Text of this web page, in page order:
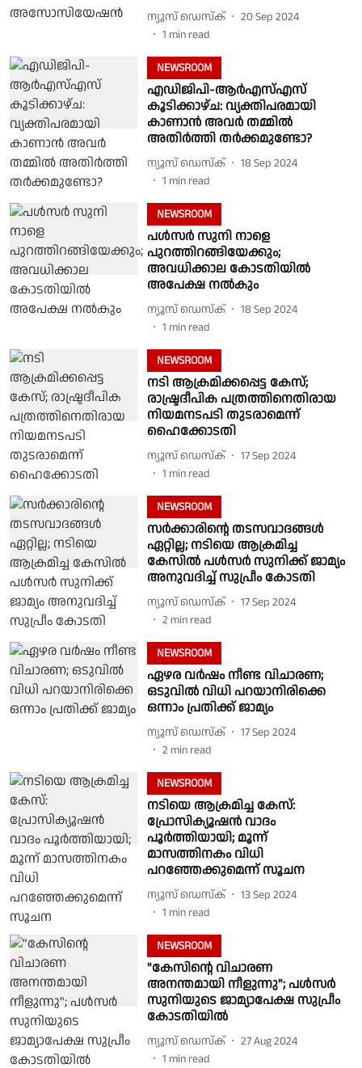
ന്യൂസ് ഡെസ്ക്
20 Sep 2024
1 min read
NEWSROOM
എഡിജിപി-ആര്‍എസ്എസ്
കൂടിക്കാഴ്ച: വ്യക്തിപരമായി
കാണാന്‍ അവര്‍ തമ്മില്‍
അതിര്‍ത്തി തര്‍ക്കമുണ്ടോ?
ന്യൂസ് ഡെസ്ക്
18 Sep 2024
1 min read
NEWSROOM
പൾസർ സുനി നാളെ
പുറത്തിറങ്ങിയേക്കും;
അവധിക്കാല കോടതിയിൽ
അപേക്ഷ നൽകും
ന്യൂസ് ഡെസ്ക്
18 Sep 2024
1 min read
NEWSROOM
നടി ആക്രമിക്കപ്പെട്ട കേസ്;
രാഷ്ട്രദീപിക പത്രത്തിനെതിരായ
നിയമനടപടി തുടരാമെന്ന്
ഹൈക്കോടതി
ന്യൂസ് ഡെസ്ക്
17 Sep 2024
1 min read
NEWSROOM
സര്‍ക്കാരിന്റെ തടസവാദങ്ങള്‍
ഏറ്റില്ല; നടിയെ ആക്രമിച്ച
കേസില്‍ പൾസർ സുനിക്ക് ജാമ്യം
അനുവദിച്ച് സുപ്രീം കോടതി
ന്യൂസ് ഡെസ്ക്
17 Sep 2024
2 min read
NEWSROOM
ഏഴര വര്‍ഷം നീണ്ട വിചാരണ;
ഒടുവില്‍ വിധി പറയാനിരിക്കെ
ഒന്നാം പ്രതിക്ക് ജാമ്യം
ന്യൂസ് ഡെസ്ക്
17 Sep 2024
2 min read
NEWSROOM
നടിയെ ആക്രമിച്ച കേസ്:
പ്രോസിക്യൂഷൻ വാദം
പൂർത്തിയായി; മൂന്ന്
മാസത്തിനകം വിധി
പറഞ്ഞേക്കുമെന്ന് സൂചന
ന്യൂസ് ഡെസ്ക്
13 Sep 2024
1 min read
NEWSROOM
"കേസിൻ്റെ വിചാരണ
അനന്തമായി നീളുന്നു"; പൾസർ
സുനിയുടെ ജാമ്യാപേക്ഷ സുപ്രീം
കോടതിയിൽ
ന്യൂസ് ഡെസ്ക്
27 Aug 2024
1 min read